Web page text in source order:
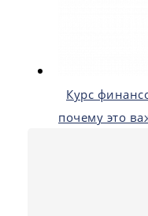
Курс
почему это